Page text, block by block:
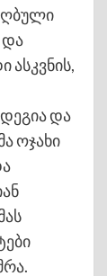
და
და
ოჯახი